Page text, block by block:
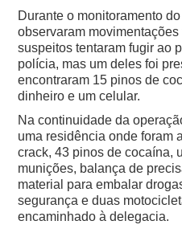
Durante o monitoramento
observaram
suspeitos tentaram fugir ao
polícia, mas um deles foi
encontraram 15 pinos de
dinheiro e um celular.
Na continuidade da
uma residência onde foram
crack, 43 pinos de cocaína,
munições, balança de
material para embalar
segurança e duas
encaminhado à delegacia.